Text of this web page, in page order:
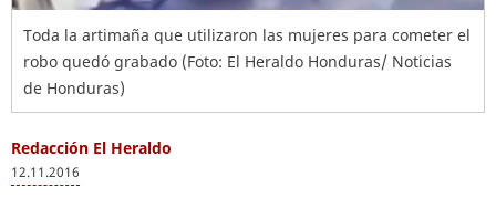
Toda la artimaña que utilizaron las mujeres para cometer el
robo quedó grabado (Foto: El Heraldo Honduras/ Noticias
de Honduras)
Redacción El Heraldo
12.11.2016